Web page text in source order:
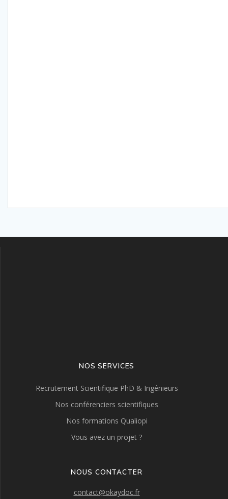
NOS SERVICES
Recrutement Scientifique PhD & Ingénieurs
Nos conférenciers scientifiques
Nos formations Qualiopi
Vous avez un projet ?
NOUS CONTACTER
contact@okaydoc.fr